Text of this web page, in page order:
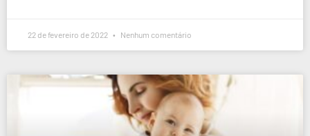
22 de fevereiro de 2022 Nenhum comentário